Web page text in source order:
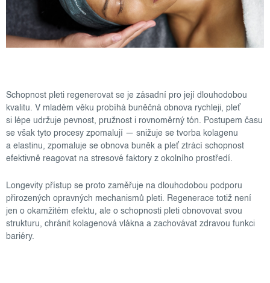
Schopnost pleti regenerovat se je zásadní pro její dlouhodobou
kvalitu. V mladém věku probíhá buněčná obnova rychleji, pleť
si lépe udržuje pevnost, pružnost i rovnoměrný tón. Postupem času
se však tyto procesy zpomalují — snižuje se tvorba kolagenu
a elastinu, zpomaluje se obnova buněk a pleť ztrácí schopnost
efektivně reagovat na stresové faktory z okolního prostředí.
Longevity přístup se proto zaměřuje na dlouhodobou podporu
přirozených opravných mechanismů pleti. Regenerace totiž není
jen o okamžitém efektu, ale o schopnosti pleti obnovovat svou
strukturu, chránit kolagenová vlákna a zachovávat zdravou funkci
bariéry.